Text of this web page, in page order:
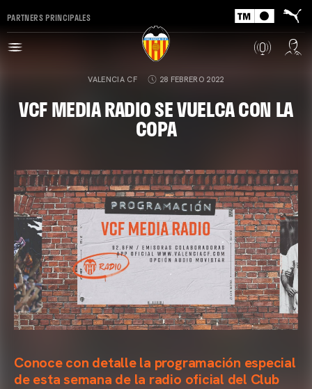
PARTNERS PRINCIPALES
VALENCIA CF 28 FEBRERO 2022
VCF MEDIA RADIO SE VUELCA CON LA
COPA
Conoce con detalle la programación especial
de esta semana de la radio oficial del Club